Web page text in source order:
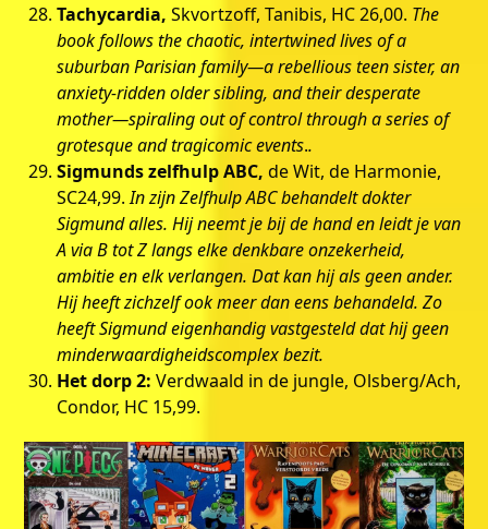
Tachycardia,Skvortzoff, Tanibis, HC 26,00. The
book follows the chaotic, intertwined lives of a
suburban Parisian family—a rebellious teen sister, an
anxiety-ridden older sibling, and their desperate
mother—spiraling out of control through a series of
grotesque and tragicomic events..
Sigmunds zelfhulp ABC,de Wit, de Harmonie,
SC24,99.In zijn Zelfhulp ABC behandelt dokter
Sigmund alles. Hij neemt je bij de hand en leidt je van
A via B tot Z langs elke denkbare onzekerheid,
ambitie en elk verlangen. Dat kan hij als geen ander.
Hij heeft zichzelf ook meer dan eens behandeld. Zo
heeft Sigmund eigenhandig vastgesteld dat hij geen
minderwaardigheidscomplex bezit.
Het dorp 2:Verdwaald in de jungle, Olsberg/Ach,
Condor, HC 15,99.